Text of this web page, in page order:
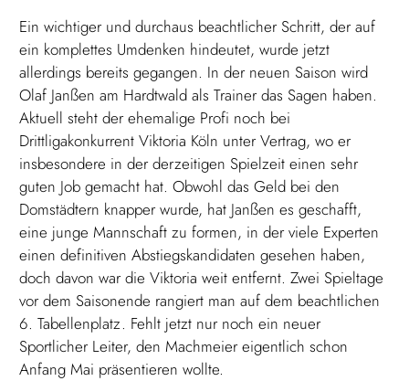
Ein wichtiger und durchaus beachtlicher Schritt, der auf
ein komplettes Umdenken hindeutet, wurde jetzt
allerdings bereits gegangen. In der neuen Saison wird
Olaf Janßen am Hardtwald als Trainer das Sagen haben.
Aktuell steht der ehemalige Profi noch bei
Drittligakonkurrent Viktoria Köln unter Vertrag, wo er
insbesondere in der derzeitigen Spielzeit einen sehr
guten Job gemacht hat. Obwohl das Geld bei den
Domstädtern knapper wurde, hat Janßen es geschafft,
eine junge Mannschaft zu formen, in der viele Experten
einen definitiven Abstiegskandidaten gesehen haben,
doch davon war die Viktoria weit entfernt. Zwei Spieltage
vor dem Saisonende rangiert man auf dem beachtlichen
6. Tabellenplatz. Fehlt jetzt nur noch ein neuer
Sportlicher Leiter, den Machmeier eigentlich schon
Anfang Mai präsentieren wollte.